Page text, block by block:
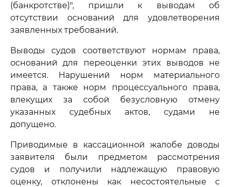
(банкротстве)", пришли к выводам об
отсутствии оснований для удовлетворения
заявленных требований.
Выводы судов соответствуют нормам права,
оснований для переоценки этих выводов не
имеется. Нарушений норм материального
права, а также норм процессуального права,
влекущих за собой безусловную отмену
указанных судебных актов, судами не
допущено.
Приводимые в кассационной жалобе доводы
заявителя были предметом рассмотрения
судов и получили надлежащую правовую
оценку, отклонены как несостоятельные с